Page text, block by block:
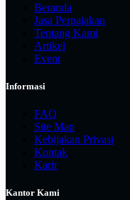
Beranda
Jasa Perpajakan
Tentang Kami
Artikel
Event
Informasi
FAQ
Site Map
Kebijakan Privasi
Kontak
Karir
Kantor Kami